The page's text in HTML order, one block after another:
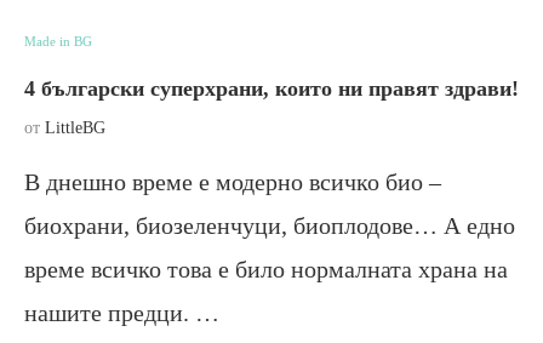
Made in BG
4 български суперхрани, които ни правят здрави!
от LittleBG
В днешно време е модерно всичко био –
биохрани, биозеленчуци, биоплодове… А едно
време всичко това е било нормалната храна на
нашите предци. …